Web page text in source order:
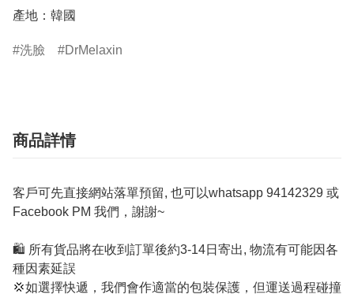
產地：韓國
洗臉 DrMelaxin
商品詳情
客戶可先直接網站落單預留, 也可以whatsapp 94142329 或
Facebook PM 我們，謝謝~
🛍️ 所有貨品將在收到訂單後約3-14日寄出, 物流有可能因各
種因素延誤
💢如選擇快遞，我們會作適當的包裝保護，但運送過程碰撞